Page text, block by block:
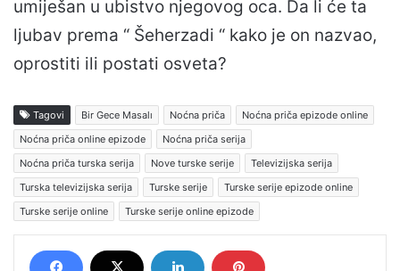
umiješan u ubistvo njegovog oca. Da li će ta
ljubav prema “ Šeherzadi “ kako je on nazvao,
oprostiti ili postati osveta?
Tagovi Bir Gece Masalı Noćna priča
Noćna priča epizode online
Noćna priča online epizode
Noćna priča serija
Noćna priča turska serija
Nove turske serije
Televizijska serija
Turska televizijska serija
Turske serije
Turske serije epizode online
Turske serije online
Turske serije online epizode